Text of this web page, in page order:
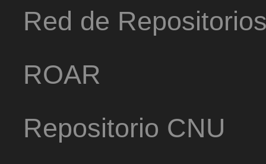
Red de
ROAR
Repositorio CNU